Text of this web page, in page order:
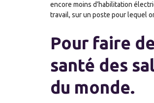
encore moins d’habilitation
travail, sur un poste pour lequel
Pour faire
santé des
du monde.